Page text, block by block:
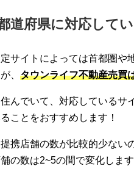
道府県に対応して
サイトによっては首都圏や
、 タウンライフ不動産売買
んでいて、対応しているサ
ことをおすすめします！
携店舗の数が比較的少ない
の数は2~5の間で変化します